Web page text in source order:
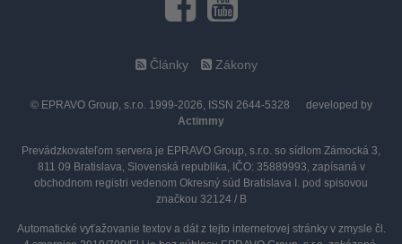
Články Zákony
© EPRAVO Group, s.r.o. 1999-2026, ISSN 2644-5328
developed by
Actimmy
Prevádzkovateľom servera je EPRAVO Group, s.r.o. so sídlom Zámocká 3,
811 09 Bratislava, Slovenská republika, IČO: 35889993, zapísaná v
obchodnom registri vedenom Okresný súd Bratislava I. pod spisovou
značkou 32124 / B
Automatické vyťažovanie textov a dát z tejto internetovej stránky v zmysle čl.